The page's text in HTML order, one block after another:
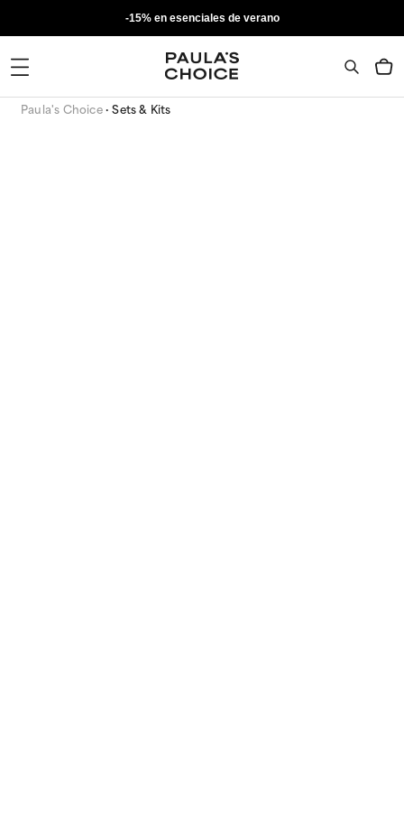
-15% en esenciales de verano
Paula's Choice Sets & Kits